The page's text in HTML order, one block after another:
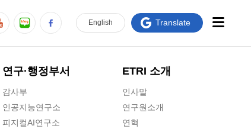
연구·행정부서
감사부
인공지능연구소
피지컬AI연구소
ETRI 소개
인사말
연구원소개
연혁
English Translate